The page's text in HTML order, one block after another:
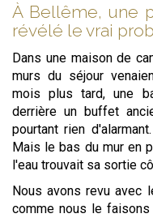
À Bellême, une
révélé le vrai
Dans une maison de
murs du séjour
mois plus tard, une
derrière un buffet
pourtant rien
Mais le bas du mur en
l'eau trouvait sa sortie
Nous avons revu avec
comme nous le faisons